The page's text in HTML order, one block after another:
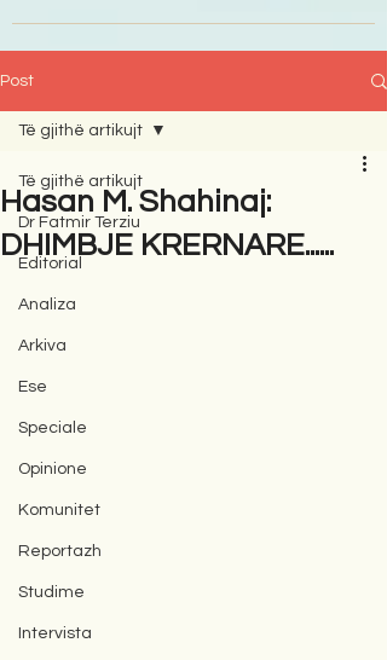
Post
Të gjithë artikujt
Dr Fatmir Terziu
Editorial
Analiza
Arkiva
Ese
Speciale
Opinione
Komunitet
Reportazh
Studime
Intervista
Të gjithë artikujt
Hasan M. Shahinaj:
DHIMBJE KRERNARE......